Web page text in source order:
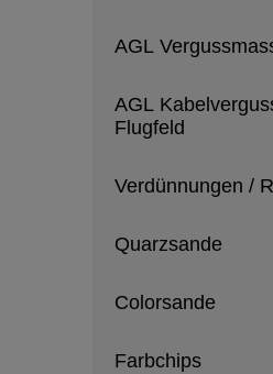
AGL
AGL
Flugfeld
Verdünnungen /
Quarzsande
Colorsande
Farbchips